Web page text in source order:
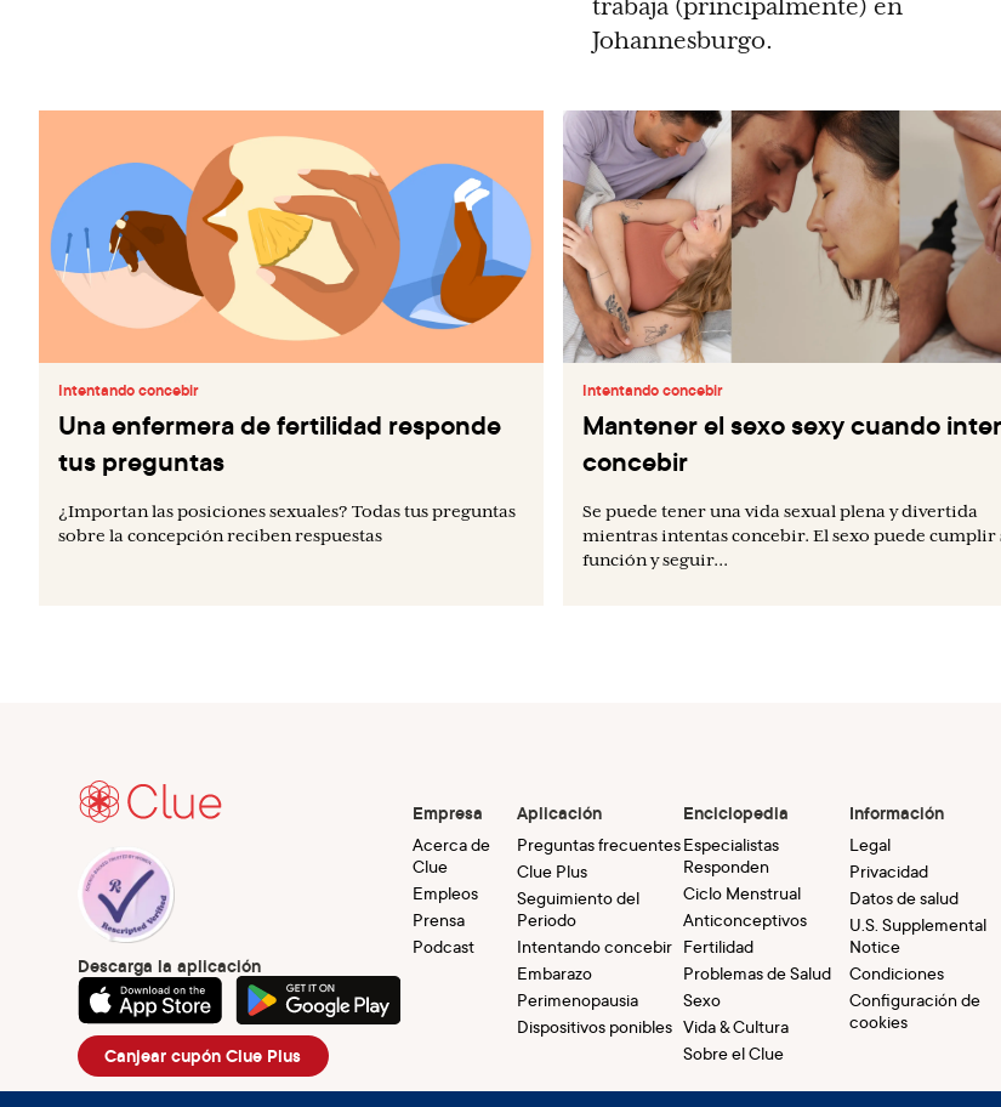
trabaja (principalmente) en
Johannesburgo.
Intentando concebir
Una enfermera de fertilidad responde
tus preguntas
¿Importan las posiciones sexuales? Todas tus preguntas
sobre la concepción reciben respuestas
Intentando concebir
Mantener el sexo sexy cuando
concebir
Se puede tener una vida sexual plena y divertida
mientras intentas concebir. El sexo puede cumplir
función y seguir...
Descarga la aplicación
Canjear cupón Clue Plus
Empresa
Acerca de
Clue
Empleos
Prensa
Podcast
Aplicación
Preguntas frecuentes
Clue Plus
Seguimiento del
Periodo
Intentando concebir
Embarazo
Perimenopausia
Dispositivos ponibles
Enciclopedia
Especialistas
Responden
Ciclo Menstrual
Anticonceptivos
Fertilidad
Problemas de Salud
Sexo
Vida & Cultura
Sobre el Clue
Información
Legal
Privacidad
Datos de salud
U.S. Supplemental
Notice
Condiciones
Configuración de
cookies